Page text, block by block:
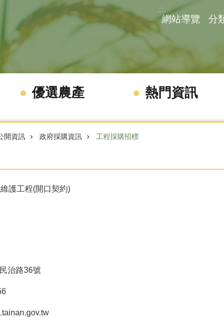
:::
網站導覽 分
優選農產 熱門資訊
開資訊 政府採購資訊 工程採購招標
護工程(開口契約)
治路36號